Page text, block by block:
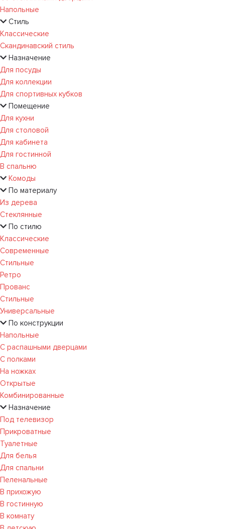
Напольные
Стиль
Классические
Скандинавский стиль
Назначение
Для посуды
Для коллекции
Для спортивных кубков
Помещение
Для кухни
Для столовой
Для кабинета
Для гостинной
В спальню
Комоды
По материалу
Из дерева
Стеклянные
По стилю
Классические
Современные
Стильные
Ретро
Прованс
Стильные
Универсальные
По конструкции
Напольные
С распашными дверцами
С полками
На ножках
Открытые
Комбинированные
Назначение
Под телевизор
Прикроватные
Туалетные
Для белья
Для спальни
Пеленальные
В прихожую
В гостинную
В комнату